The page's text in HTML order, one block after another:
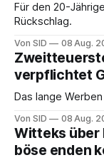
Für den 20-
Rückschlag.
Von SID 08 Aug.
verpflichtet
Das lange
Von SID 08 Aug.
Witteks über
böse enden